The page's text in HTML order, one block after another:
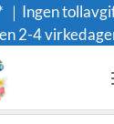
｜Ingen
2-4